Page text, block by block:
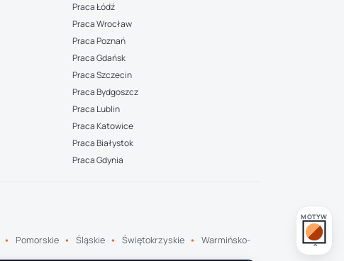
MOTYW
Praca Łódź
Praca Wrocław
Praca Poznań
Praca Gdańsk
Praca Szczecin
Praca Bydgoszcz
Praca Lublin
Praca Katowice
Praca Białystok
Praca Gdynia
Pomorskie Śląskie Świętokrzyskie
Warmińsko-